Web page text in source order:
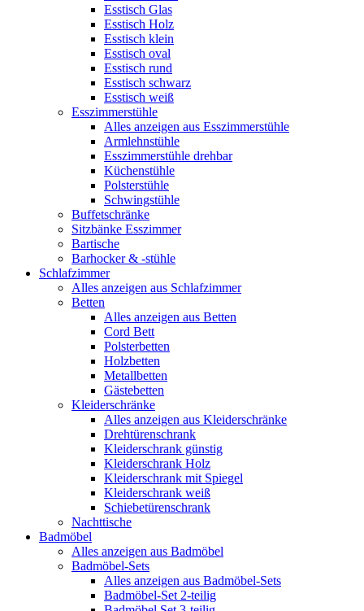
Esstisch Glas
Esstisch Holz
Esstisch klein
Esstisch oval
Esstisch rund
Esstisch schwarz
Esstisch weiß
Esszimmerstühle
Alles anzeigen aus Esszimmerstühle
Armlehnstühle
Esszimmerstühle drehbar
Küchenstühle
Polsterstühle
Schwingstühle
Buffetschränke
Sitzbänke Esszimmer
Bartische
Barhocker & -stühle
Schlafzimmer
Alles anzeigen aus Schlafzimmer
Betten
Alles anzeigen aus Betten
Cord Bett
Polsterbetten
Holzbetten
Metallbetten
Gästebetten
Kleiderschränke
Alles anzeigen aus Kleiderschränke
Drehtürenschrank
Kleiderschrank günstig
Kleiderschrank Holz
Kleiderschrank mit Spiegel
Kleiderschrank weiß
Schiebetürenschrank
Nachttische
Badmöbel
Alles anzeigen aus Badmöbel
Badmöbel-Sets
Alles anzeigen aus Badmöbel-Sets
Badmöbel-Set 2-teilig